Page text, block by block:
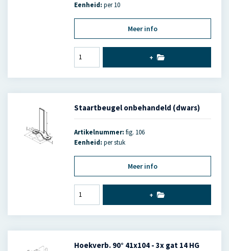
Eenheid: per 10
Meer info
+
Staartbeugel onbehandeld (dwars)
Artikelnummer: fig. 106
Eenheid: per stuk
Meer info
+
Hoekverb. 90° 41x104 - 3x gat 14 HG